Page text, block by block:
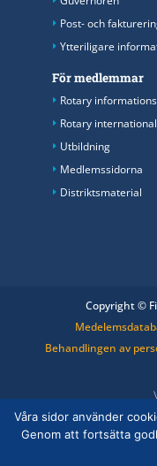
Post- och
Ytteriligare
För medlemmar
Rotary
Rotary
Utbildning
Medlemssidorna
Distriktsmaterial
Copyright ©
Behandlingen av
Våra sidor använder
Genom att fortsätta